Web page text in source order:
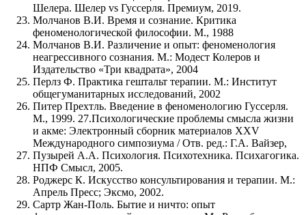
Шелера. Шелер vs Гуссерля. Премиум, 2019.
Молчанов В.И. Время и сознание. Критика
феноменологической философии. М., 1988
Молчанов В.И. Различение и опыт: феноменология
неагрессивного сознания. М.: Модест Колеров и
Издательство «Три квадрата», 2004
Перлз Ф. Практика гештальт терапии. М.: Институт
общегуманитарных исследований, 2002
Питер Прехтль. Введение в феноменологию Гуссерля.
М., 1999. 27.Психологические проблемы смысла жизни
и акме: Электронный сборник материалов XXV
Международного симпозиума / Отв. ред.: Г.А. Вайзер,
Пузырей А.А. Психология. Психотехника. Психагогика.
НПФ Смысл, 2005.
Роджерс К. Искусство консультирования и терапии. М.:
Апрель Пресс; Эксмо, 2002.
Сартр Жан-Поль. Бытие и ничто: опыт